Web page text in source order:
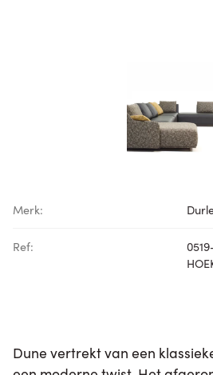
Merk:
Ref:
Dune vertrekt van een